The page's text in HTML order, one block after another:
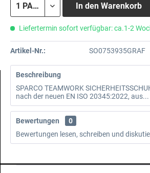
In den Warenkorb
Liefertermin sofort verfügbar: ca.1-2
Artikel-Nr.: SO0753935GRAF
Beschreibung
SPARCO TEAMWORK
nach der neuen EN ISO 20345:2022, aus...
Bewertungen
0
Bewertungen lesen, schreiben und